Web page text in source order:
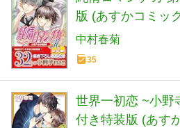
版 (あすかコミッ
中村春菊
35
世界一初恋 ~小野
付き特装版 (あす